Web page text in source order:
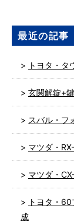
最近の記事
トヨタ・
玄関解錠+
スバル・
マツダ・
マツダ・
トヨタ・
成